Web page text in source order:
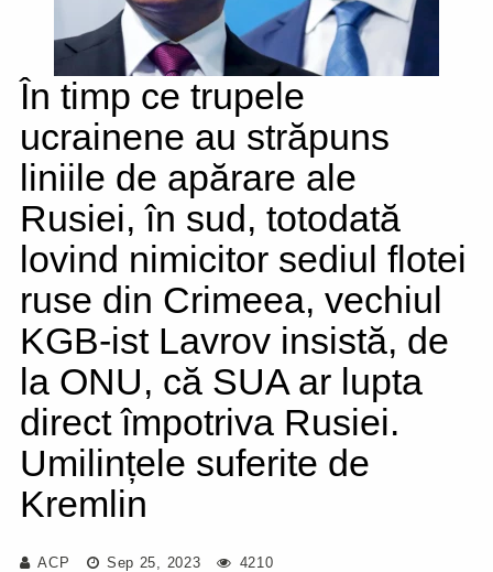
În timp ce trupele
ucrainene au străpuns
liniile de apărare ale
Rusiei, în sud, totodată
lovind nimicitor sediul flotei
ruse din Crimeea, vechiul
KGB-ist Lavrov insistă, de
la ONU, că SUA ar lupta
direct împotriva Rusiei.
Umilințele suferite de
Kremlin
ACP Sep 25, 2023 4210